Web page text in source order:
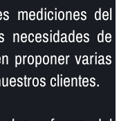
mediciones del
necesidades de
proponer varias
clientes.